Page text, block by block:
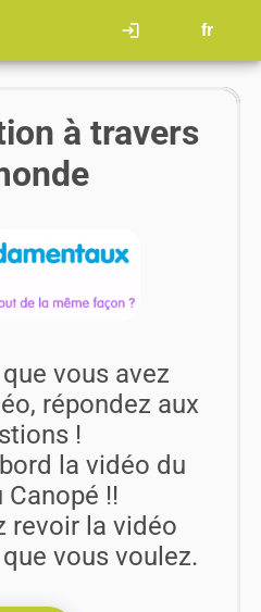
login fr
à travers
vous avez
répondez aux
!
la vidéo du
Canopé !!
revoir la vidéo
vous voulez.